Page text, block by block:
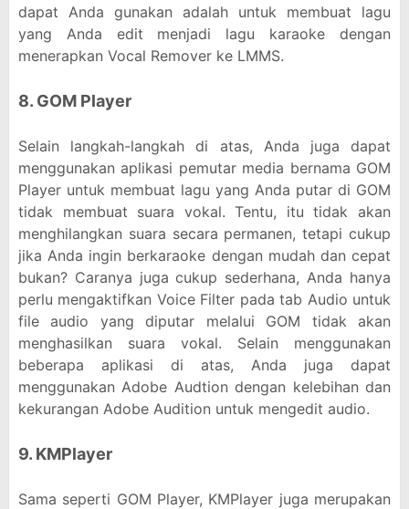
dapat Anda gunakan adalah untuk membuat lagu
yang Anda edit menjadi lagu karaoke dengan
menerapkan Vocal Remover ke LMMS.
8. GOM Player
Selain langkah-langkah di atas, Anda juga dapat
menggunakan aplikasi pemutar media bernama GOM
Player untuk membuat lagu yang Anda putar di GOM
tidak membuat suara vokal. Tentu, itu tidak akan
menghilangkan suara secara permanen, tetapi cukup
jika Anda ingin berkaraoke dengan mudah dan cepat
bukan? Caranya juga cukup sederhana, Anda hanya
perlu mengaktifkan Voice Filter pada tab Audio untuk
file audio yang diputar melalui GOM tidak akan
menghasilkan suara vokal. Selain menggunakan
beberapa aplikasi di atas, Anda juga dapat
menggunakan Adobe Audtion dengan kelebihan dan
kekurangan Adobe Audition untuk mengedit audio.
9. KMPlayer
Sama seperti GOM Player, KMPlayer juga merupakan